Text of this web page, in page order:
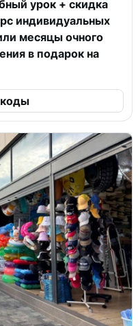
урок + скидка
индивидуальных
месяцы очного
в подарок на